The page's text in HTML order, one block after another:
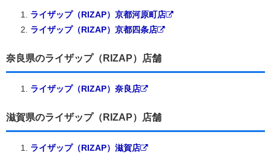
ライザップ（RIZAP）京都河原町店
ライザップ（RIZAP）京都四条店
奈良県のライザップ（RIZAP）店舗
ライザップ（RIZAP）奈良店
滋賀県のライザップ（RIZAP）店舗
ライザップ（RIZAP）滋賀店